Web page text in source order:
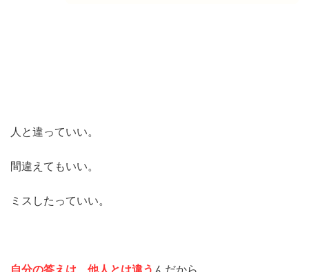
人と違っていい。
間違えてもいい。
ミスしたっていい。
自分の答えは、他人とは違う んだから。